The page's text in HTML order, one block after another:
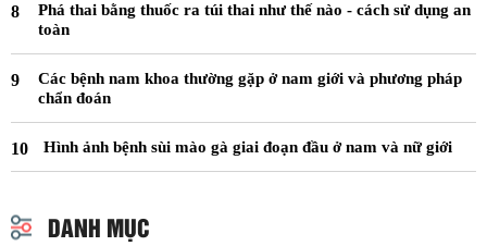
Phá thai bằng thuốc ra túi thai như thế nào - cách sử dụng an
toàn
Các bệnh nam khoa thường gặp ở nam giới và phương pháp
chẩn đoán
Hình ảnh bệnh sùi mào gà giai đoạn đầu ở nam và nữ giới
DANH MỤC